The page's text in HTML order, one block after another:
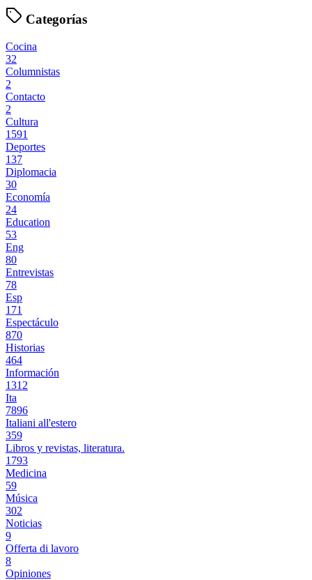
Categorías
Cocina
32
Columnistas
2
Contacto
2
Cultura
1591
Deportes
137
Diplomacia
30
Economía
24
Education
53
Eng
80
Entrevistas
78
Esp
171
Espectáculo
870
Historias
464
Información
1312
Ita
7896
Italiani all'estero
359
Libros y revistas, literatura.
1793
Medicina
59
Música
302
Noticias
9
Offerta di lavoro
8
Opiniones